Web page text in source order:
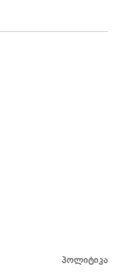
პოლიტიკა